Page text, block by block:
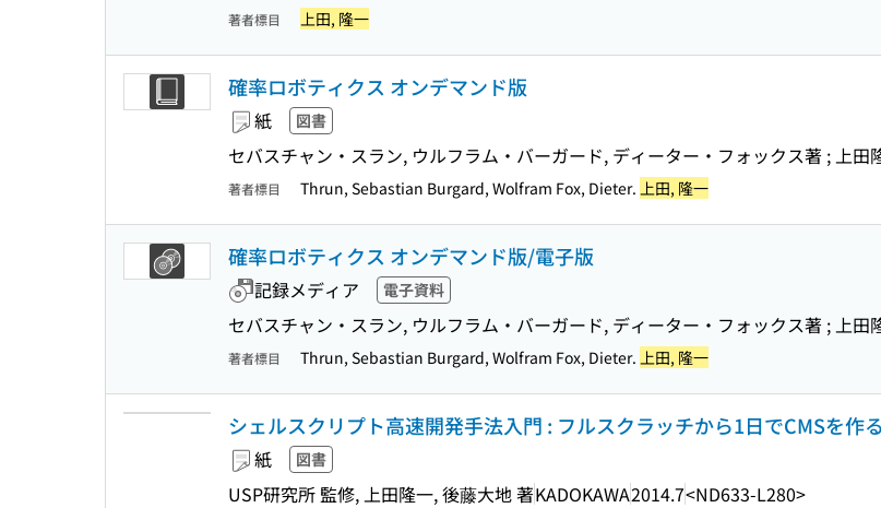
著者標目 上田, 隆一
確率ロボティクス オンデマンド版
紙 図書
セバスチャン・スラン, ウルフラム・バーガード, ディーター・フォックス著 ; 上田
著者標目 Thrun, Sebastian Burgard, Wolfram Fox, Dieter. 上田, 隆一
確率ロボティクス オンデマンド版/電子版
記録メディア 電子資料
セバスチャン・スラン, ウルフラム・バーガード, ディーター・フォックス著 ; 上田
著者標目 Thrun, Sebastian Burgard, Wolfram Fox, Dieter. 上田, 隆一
シェルスクリプト高速開発手法入門 : フルスクラッチから1日でCMSを作る
紙 図書
USP研究所 監修, 上田隆一, 後藤大地 著KADOKAWA2014.7<ND633-L280>